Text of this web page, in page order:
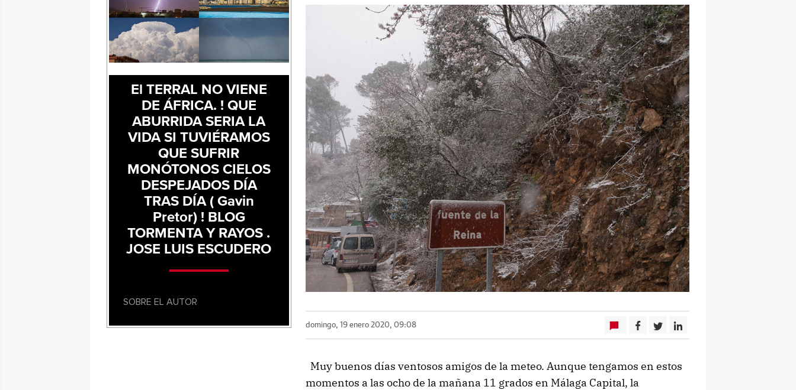
domingo, 19 enero 2020, 09:08
Muy buenos días ventosos amigos de la meteo. Aunque tengamos en estos
momentos a las ocho de la mañana 11 grados en Málaga Capital, la
El TERRAL NO VIENE
DE ÁFRICA. ! QUE
ABURRIDA SERIA LA
VIDA SI TUVIÉRAMOS
QUE SUFRIR
MONÓTONOS CIELOS
DESPEJADOS DÍA
TRAS DÍA ( Gavin
Pretor) ! BLOG
TORMENTA Y RAYOS .
JOSE LUIS ESCUDERO
SOBRE EL AUTOR